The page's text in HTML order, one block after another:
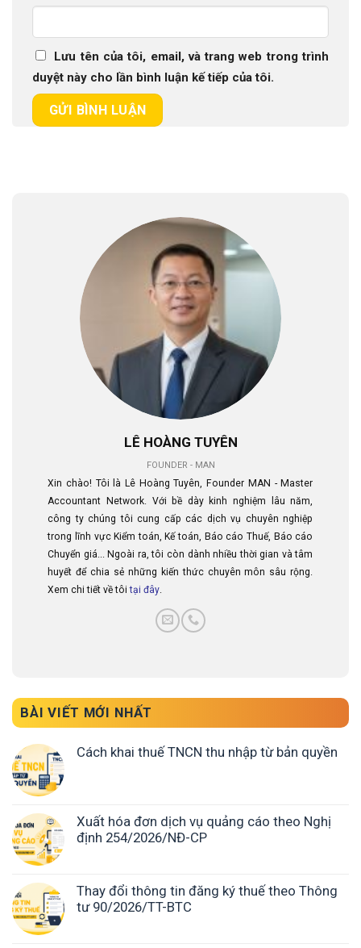
Lưu tên của tôi, email, và trang web trong trình
duyệt này cho lần bình luận kế tiếp của tôi.
LÊ HOÀNG TUYÊN
FOUNDER - MAN
Xin chào! Tôi là Lê Hoàng Tuyên, Founder MAN - Master
Accountant Network. Với bề dày kinh nghiệm lâu năm,
công ty chúng tôi cung cấp các dịch vụ chuyên nghiệp
trong lĩnh vực Kiểm toán, Kế toán, Báo cáo Thuế, Báo cáo
Chuyển giá... Ngoài ra, tôi còn dành nhiều thời gian và tâm
huyết để chia sẻ những kiến thức chuyên môn sâu rộng.
Xem chi tiết về tôitại đây.
BÀI VIẾT MỚI NHẤT
Cách khai thuế TNCN thu nhập từ bản quyền
Xuất hóa đơn dịch vụ quảng cáo theo Nghị
định 254/2026/NĐ-CP
Thay đổi thông tin đăng ký thuế theo Thông
tư 90/2026/TT-BTC